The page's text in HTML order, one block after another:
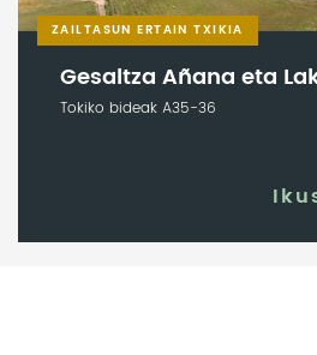
ZAILTASUN ERTAIN TXIKIA
Gesaltza Añana eta
Tokiko bideak A35-36